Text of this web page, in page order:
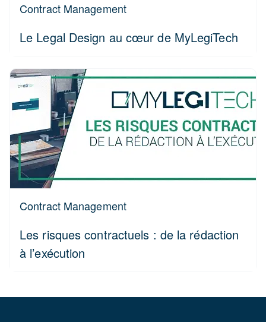
Contract Management
Le Legal Design au cœur de MyLegiTech
Contract Management
Les risques contractuels : de la rédaction
à l’exécution